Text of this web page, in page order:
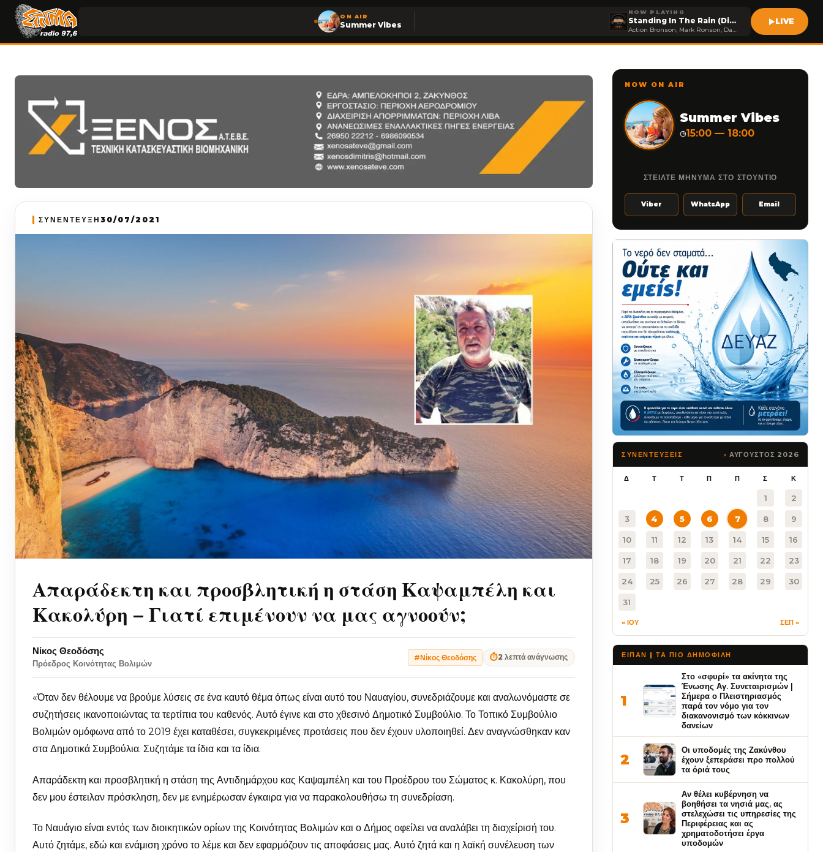
ON AIR
Summer Vibes
NOW PLAYING
Standing In The Rain (Dipap Remix
Action Bronson, Mark Ronson, Dan Auerbach (of The Black K
LIVE
ΣΥΝΕΝΤΕΥΞΗ 30/07/2021
Απαράδεκτη και προσβλητική η στάση Καψαμπέλη και
Κακολύρη – Γιατί επιμένουν να μας αγνοούν;
Νίκος Θεοδόσης
Πρόεδρος Κοινότητας Βολιμών
#Νίκος Θεοδόσης ⏱2 λεπτά ανάγνωσης
«Όταν δεν θέλουμε να βρούμε λύσεις σε ένα καυτό θέμα όπως είναι αυτό του Ναυαγίου, συνεδριάζουμε και αναλωνόμαστε σε
συζητήσεις ικανοποιώντας τα τερτίπια του καθενός. Αυτό έγινε και στο χθεσινό Δημοτικό Συμβούλιο. Το Τοπικό Συμβούλιο
Βολιμών ομόφωνα από το 2019 έχει καταθέσει, συγκεκριμένες προτάσεις που δεν έχουν υλοποιηθεί. Δεν αναγνώσθηκαν καν
στα Δημοτικά Συμβούλια. Συζητάμε τα ίδια και τα ίδια.
Απαράδεκτη και προσβλητική η στάση της Αντιδημάρχου κας Καψαμπέλη και του Προέδρου του Σώματος κ. Κακολύρη, που
δεν μου έστειλαν πρόσκληση, δεν με ενημέρωσαν έγκαιρα για να παρακολουθήσω τη συνεδρίαση.
Το Ναυάγιο είναι εντός των διοικητικών ορίων της Κοινότητας Βολιμών και ο Δήμος οφείλει να αναλάβει τη διαχείρισή του.
Αυτό ζητάμε, εδώ και ενάμιση χρόνο το λέμε και δεν εφαρμόζουν τις αποφάσεις μας. Αυτό ζητά και η λαϊκή συνέλευση των
NOW ON AIR
Summer Vibes
◷15:00 — 18:00
ΣΤΕΙΛΤΕ ΜΗΝΥΜΑ ΣΤΟ ΣΤΟΥΝΤΙΟ
Viber WhatsApp Email
ΣΥΝΕΝΤΕΥΞΕΙΣ ΑΥΓΟΥΣΤΟΣ 2026
Δ Τ Τ Π Π Σ Κ
1 2
3 4 5 6 7 8 9
10 11 12 13 14 15 16
17 18 19 20 21 22 23
24 25 26 27 28 29 30
31
« ΙΟΥ ΣΕΠ »
ΕΙΠΑΝ | ΤΑ ΠΙΟ ΔΗΜΟΦΙΛΉ
1
Στο «σφυρί» τα ακίνητα της
Ένωσης Αγ. Συνεταιρισμών |
Σήμερα ο Πλειστηριασμός
παρά τον νόμο για τον
διακανονισμό των κόκκινων
δανείων
2
Οι υποδομές της Ζακύνθου
έχουν ξεπεράσει προ πολλού
τα όριά τους
3
Αν θέλει κυβέρνηση να
βοηθήσει τα νησιά μας, ας
στελεχώσει τις υπηρεσίες της
Περιφέρειας και ας
χρηματοδοτήσει έργα
υποδομών